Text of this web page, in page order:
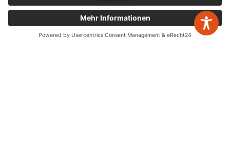
zurück zur Übersicht
Mo. – Do.8:00 – 17:00
8:00 – 15:00